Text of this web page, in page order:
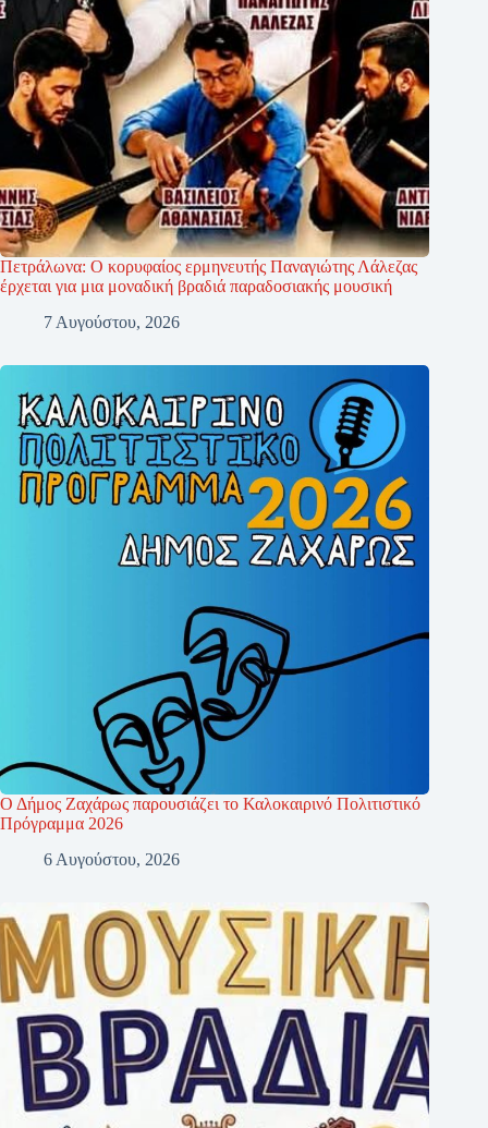
Πετράλωνα: Ο κορυφαίος ερμηνευτής Παναγιώτης Λάλεζας
έρχεται για μια μοναδική βραδιά παραδοσιακής μουσική
7 Αυγούστου, 2026
Ο Δήμος Ζαχάρως παρουσιάζει το Καλοκαιρινό Πολιτιστικό
Πρόγραμμα 2026
6 Αυγούστου, 2026